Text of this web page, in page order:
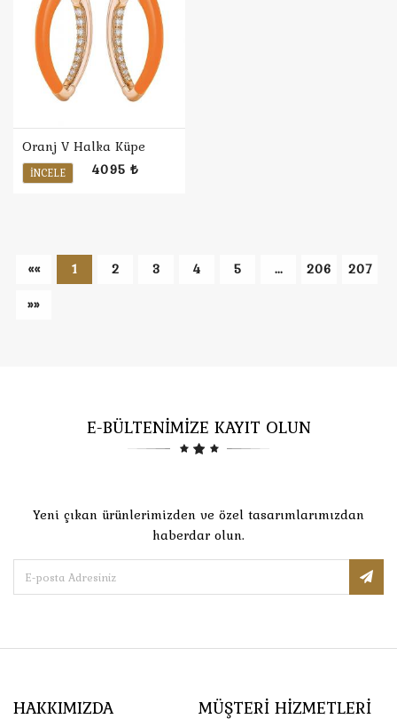
Oranj V Halka Küpe
İNCELE 4095 ₺
«« 1 2 3 4 5 ... 206
207
»»
E-BÜLTENİMİZE KAYIT OLUN
Yeni çıkan ürünlerimizden ve özel tasarımlarımızdan
haberdar olun.
HAKKIMIZDA MÜŞTERI HIZMETLERI